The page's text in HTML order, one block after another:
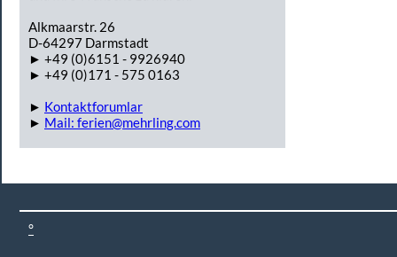
Alkmaarstr. 26
D-64297 Darmstadt
► +49 (0)6151 - 9926940
► +49 (0)171 - 575 0163
► Kontaktforumlar
► Mail: ferien@mehrling.com
°